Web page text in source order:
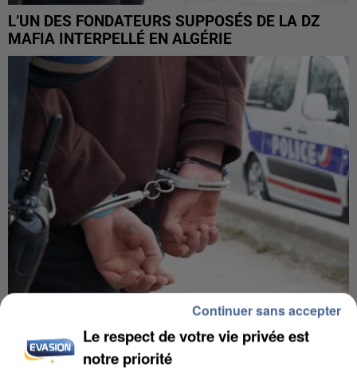
L’UN DES FONDATEURS SUPPOSÉS DE LA DZ
MAFIA INTERPELLÉ EN ALGÉRIE
UN SECOND CADRE DE LA DZ MAFIA
INTERPELLÉ EN ALGÉRIE
Le respect de votre vie privée est
notre priorité
Continuer sans accepter